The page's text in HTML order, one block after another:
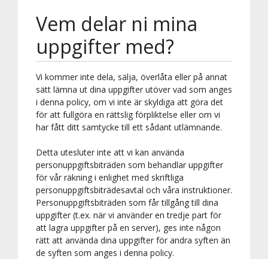
Vem delar ni mina
uppgifter med?
Vi kommer inte dela, sälja, överlåta eller på annat
sätt lämna ut dina uppgifter utöver vad som anges
i denna policy, om vi inte är skyldiga att göra det
för att fullgöra en rättslig förpliktelse eller om vi
har fått ditt samtycke till ett sådant utlämnande.
Detta utesluter inte att vi kan använda
personuppgiftsbiträden som behandlar uppgifter
för vår räkning i enlighet med skriftliga
personuppgiftsbiträdesavtal och våra instruktioner.
Personuppgiftsbiträden som får tillgång till dina
uppgifter (t.ex. när vi använder en tredje part för
att lagra uppgifter på en server), ges inte någon
rätt att använda dina uppgifter för andra syften än
de syften som anges i denna policy.